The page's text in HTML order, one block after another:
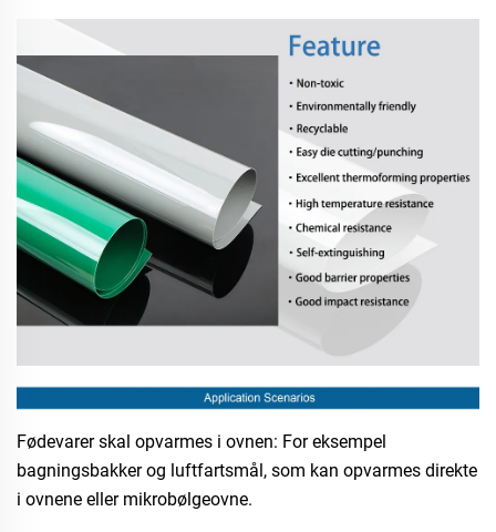
Fødevarer skal opvarmes i ovnen: For eksempel
bagningsbakker og luftfartsmål, som kan opvarmes direkte
i ovnene eller mikrobølgeovne.